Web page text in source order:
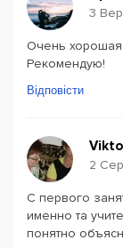
3
Очень
Рекомендую!
Відповісти
2
С первого
именно та
понятно